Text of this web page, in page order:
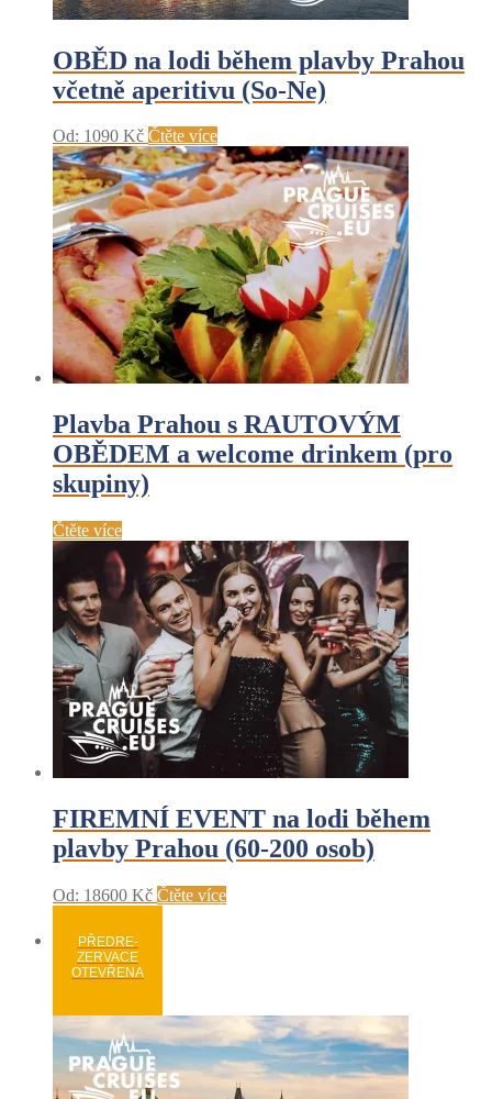
OBĚD na lodi během plavby Prahou
včetně aperitivu (So-Ne)
Od: 1090 Kč Čtěte více
Plavba Prahou s RAUTOVÝM
OBĚDEM a welcome drinkem (pro
skupiny)
Čtěte více
FIREMNÍ EVENT na lodi během
plavby Prahou (60-200 osob)
Od: 18600 Kč Čtěte více
PŘEDRE-
ZERVACE
OTEVŘENA